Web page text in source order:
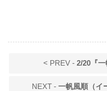
< PREV - 2/20『
NEXT - 一帆風順（イ